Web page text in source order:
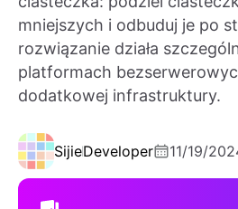
mniejszych i odbuduj je po
rozwiązanie działa
platformach
dodatkowej infrastruktury.
SijieDeveloper 11/19/